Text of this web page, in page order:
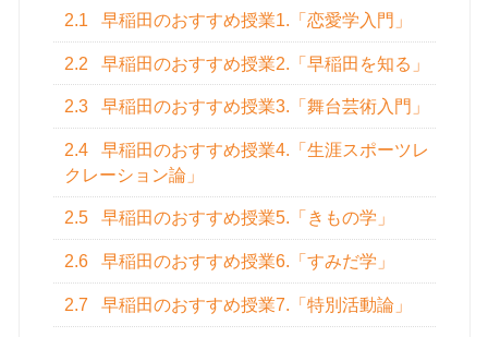
2.1 早稲田のおすすめ授業1.「恋愛学入門」
2.2 早稲田のおすすめ授業2.「早稲田を知る」
2.3 早稲田のおすすめ授業3.「舞台芸術入門」
2.4
早稲田のおすすめ授業4.「生涯スポーツレ
クレーション論」
2.5 早稲田のおすすめ授業5.「きもの学」
2.6 早稲田のおすすめ授業6.「すみだ学」
2.7 早稲田のおすすめ授業7.「特別活動論」